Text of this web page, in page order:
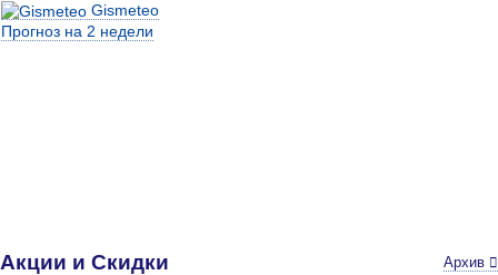
Gismeteo
Прогноз на 2 недели
Акции и Скидки Архив